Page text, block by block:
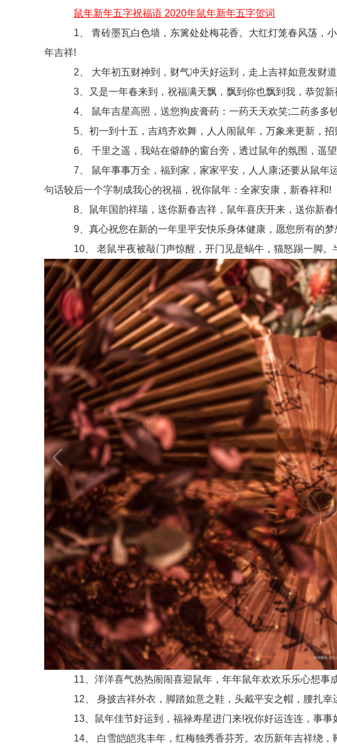
鼠年新年五字祝福语 2020年鼠年新年五字贺词
1、 青砖墨瓦白色墙，东篱处处梅花香。大红灯笼春风荡，小
年吉祥!
2、 大年初五财神到，财气冲天好运到，走上吉祥如意发财
3、又是一年春来到，祝福满天飘，飘到你也飘到我，恭贺新
4、 鼠年吉星高照，送您狗皮膏药：一药天天欢笑;二药多多
5、初一到十五，吉鸡齐欢舞，人人闹鼠年，万象来更新，招
6、 千里之遥，我站在僻静的窗台旁，透过鼠年的氛围，遥望
7、 鼠年事事万全，福到家，家家平安，人人康;还要从鼠年
句话较后一个字制成我心的祝福，祝你鼠年：全家安康，新春祥和!
8、鼠年国韵祥瑞，送你新春吉祥，鼠年喜庆开来，送你新春
9、真心祝您在新的一年里平安快乐身体健康，愿您所有的梦
10、 老鼠半夜被敲门声惊醒，开门见是蜗牛，猫怒踢一脚。
11、洋洋喜气热热闹闹喜迎鼠年，年年鼠年欢欢乐乐心想事
12、 身披吉祥外衣，脚踏如意之鞋，头戴平安之帽，腰扎幸
13、鼠年佳节好运到，福禄寿星进门来!祝你好运连连，事事
14、 白雪皑皑兆丰年，红梅独秀香芬芳。农历新年吉祥绕，